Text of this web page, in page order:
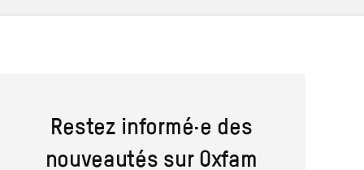
Restez informé·e des
nouveautés sur Oxfam